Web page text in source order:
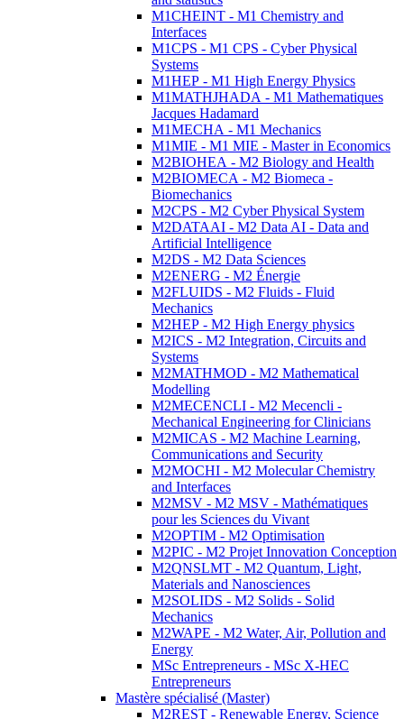
M1CHEINT - M1 Chemistry and
Interfaces
M1CPS - M1 CPS - Cyber Physical
Systems
M1HEP - M1 High Energy Physics
M1MATHJHADA - M1 Mathematiques
Jacques Hadamard
M1MECHA - M1 Mechanics
M1MIE - M1 MIE - Master in Economics
M2BIOHEA - M2 Biology and Health
M2BIOMECA - M2 Biomeca -
Biomechanics
M2CPS - M2 Cyber Physical System
M2DATAAI - M2 Data AI - Data and
Artificial Intelligence
M2DS - M2 Data Sciences
M2ENERG - M2 Énergie
M2FLUIDS - M2 Fluids - Fluid
Mechanics
M2HEP - M2 High Energy physics
M2ICS - M2 Integration, Circuits and
Systems
M2MATHMOD - M2 Mathematical
Modelling
M2MECENCLI - M2 Mecencli -
Mechanical Engineering for Clinicians
M2MICAS - M2 Machine Learning,
Communications and Security
M2MOCHI - M2 Molecular Chemistry
and Interfaces
M2MSV - M2 MSV - Mathématiques
pour les Sciences du Vivant
M2OPTIM - M2 Optimisation
M2PIC - M2 Projet Innovation Conception
M2QNSLMT - M2 Quantum, Light,
Materials and Nanosciences
M2SOLIDS - M2 Solids - Solid
Mechanics
M2WAPE - M2 Water, Air, Pollution and
Energy
MSc Entrepreneurs - MSc X-HEC
Entrepreneurs
Mastère spécialisé (Master)
M2REST - Renewable Energy, Science